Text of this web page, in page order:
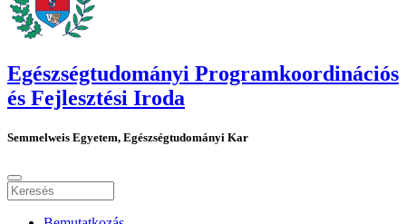
Egészségtudományi Programkoordinációs
és Fejlesztési Iroda
Semmelweis Egyetem, Egészségtudományi Kar